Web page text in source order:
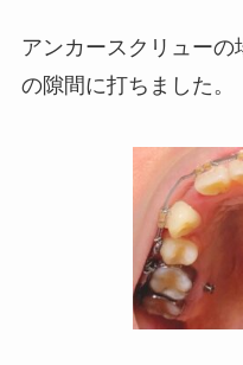
アンカースクリュー
の隙間に打ちました。